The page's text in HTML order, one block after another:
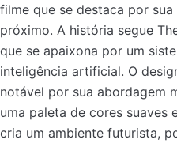
filme que se destaca por
próximo. A história segue
que se apaixona por um
inteligência artificial. O
notável por sua abordagem
uma paleta de cores suaves
cria um ambiente futurista,